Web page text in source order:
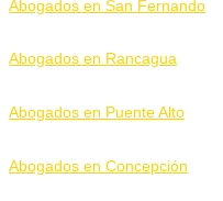
Abogados en San Fernando
Abogados en Rancagua
Abogados en Puente Alto
Abogados en Concepción